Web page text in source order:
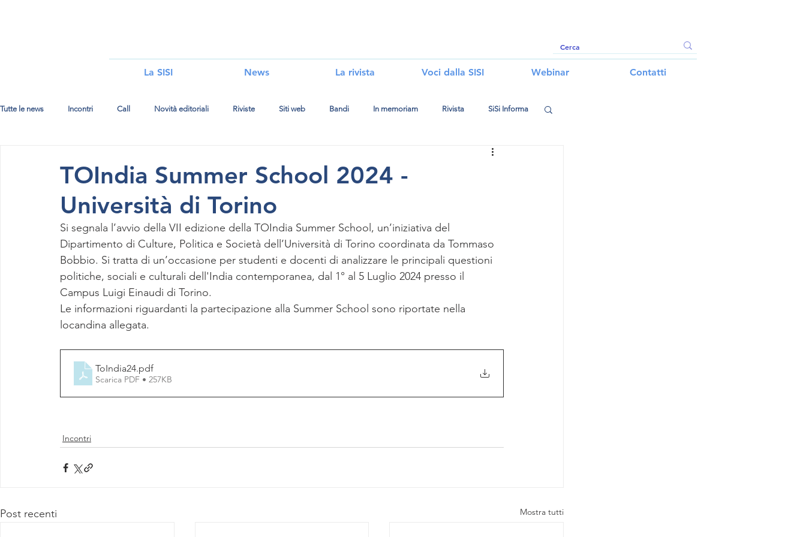
i i
La SISI News La rivista Voci dalla SISI Webinar Contatti
Tutte le news Incontri Call Novità editoriali Riviste Siti web Bandi In memoriam Rivista SiSi Informa
TOIndia Summer School 2024 -
Università di Torino
Si segnala l’avvio della VII edizione della TOIndia Summer School, un’iniziativa del
Dipartimento di Culture, Politica e Società dell’Università di Torino coordinata da Tommaso
Bobbio. Si tratta di un’occasione per studenti e docenti di analizzare le principali questioni
politiche, sociali e culturali dell'India contemporanea, dal 1° al 5 Luglio 2024 presso il
Campus Luigi Einaudi di Torino.
Le informazioni riguardanti la partecipazione alla Summer School sono riportate nella
locandina allegata.
ToIndia24.pdf
Scarica PDF • 257KB
Incontri
Post recenti Mostra tutti